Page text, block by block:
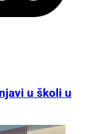
u školi u